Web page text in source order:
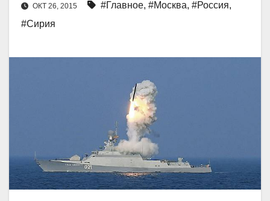
ОКТ 26, 2015 #Главное, #Москва, #Россия,
#Сирия